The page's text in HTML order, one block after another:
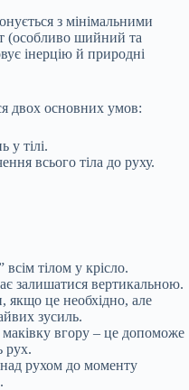
з мінімальними
(особливо шийний та
інерцію й природні
двох основних умов:
у тілі.
всього тіла до руху.
тілом у крісло.
залишатися вертикальною.
якщо це необхідно, але
зусиль.
маківку вгору – це допоможе
рух.
рухом до моменту